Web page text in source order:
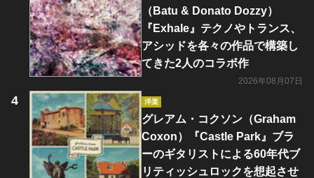
（Batu & Donato Dozzy）
『Exhale』テクノやトランス、
アシッドを各々の作品で構築し
てきた2人のコラボ作
2026年08月07日
洋楽
グレアム・コクソン（Graham
Coxon）『Castle Park』ブラ
ーのギタリストによる60年代ブ
リティッシュロックを想起させ